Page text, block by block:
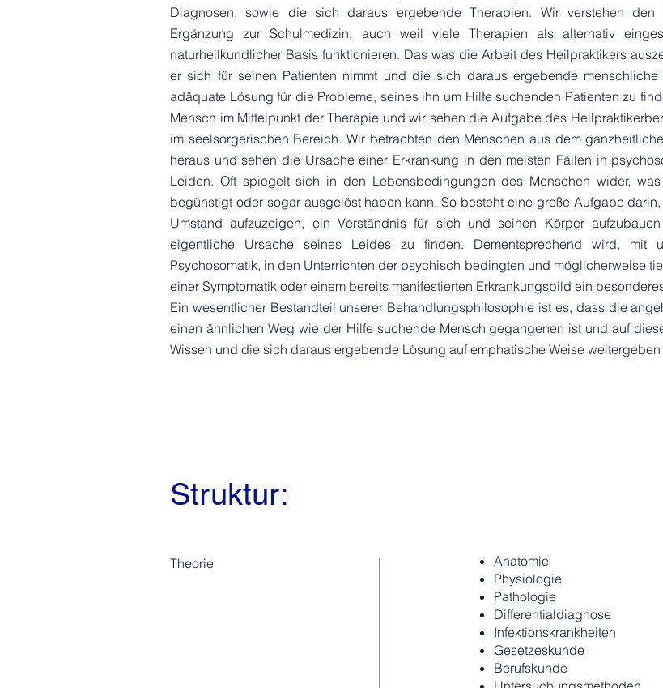
Diagnosen, sowie die sich daraus ergebende Therapien. Wir verstehen den
Ergänzung zur Schulmedizin, auch weil viele Therapien als alternativ
naturheilkundlicher Basis funktionieren. Das was die Arbeit des Heilpraktikers
er sich für seinen Patienten nimmt und die sich daraus ergebende
adäquate Lösung für die Probleme, seines ihn um Hilfe suchenden Patienten zu
Mensch im Mittelpunkt der Therapie und wir sehen die Aufgabe des
im seelsorgerischen Bereich. Wir betrachten den Menschen aus dem
heraus und sehen die Ursache einer Erkrankung in den meisten Fällen in
Leiden. Oft spiegelt sich in den Lebensbedingungen des Menschen wider,
begünstigt oder sogar ausgelöst haben kann. So besteht eine große Aufgabe
Umstand aufzuzeigen, ein Verständnis für sich und seinen Körper
eigentliche Ursache seines Leides zu finden. Dementsprechend wird, mit
Psychosomatik, in den Unterrichten der psychisch bedingten und möglicherweise
einer Symptomatik oder einem bereits manifestierten Erkrankungsbild ein
Ein wesentlicher Bestandteil unserer Behandlungsphilosophie ist es, dass die
einen ähnlichen Weg wie der Hilfe suchende Mensch gegangenen ist und auf
Wissen und die sich daraus ergebende Lösung auf emphatische Weise weitergeben
Struktur:
Theorie
Anatomie
Physiologie
Pathologie
Differentialdiagnose
Infektionskrankheiten
Gesetzeskunde
Berufskunde